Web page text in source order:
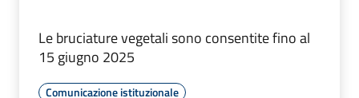
Le bruciature vegetali sono consentite fino al
15 giugno 2025
Comunicazione istituzionale